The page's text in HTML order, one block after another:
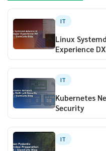
IT
Linux
Experience DX
IT
Kubernetes
Security
IT